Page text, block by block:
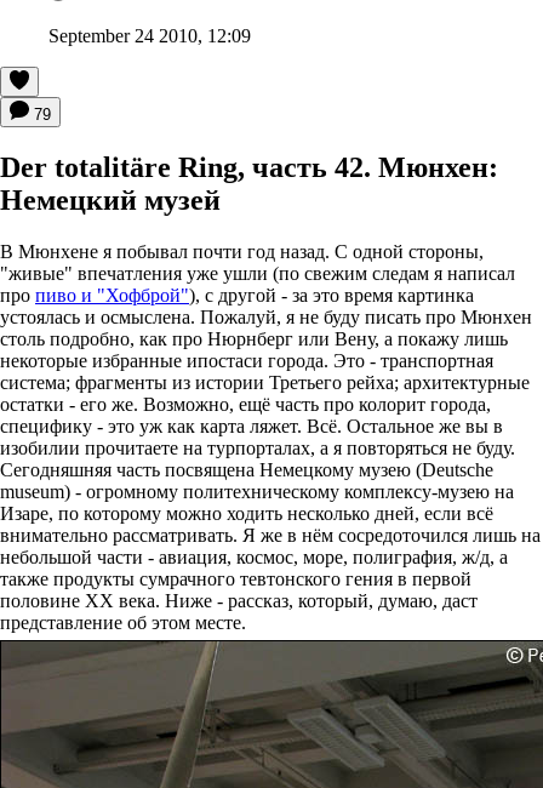
September 24 2010, 12:09
79
Der totalitäre Ring, часть 42. Мюнхен:
Немецкий музей
В Мюнхене я побывал почти год назад. С одной стороны,
"живые" впечатления уже ушли (по свежим следам я написал
про пиво и "Хофброй"), с другой - за это время картинка
устоялась и осмыслена. Пожалуй, я не буду писать про Мюнхен
столь подробно, как про Нюрнберг или Вену, а покажу лишь
некоторые избранные ипостаси города. Это - транспортная
система; фрагменты из истории Третьего рейха; архитектурные
остатки - его же. Возможно, ещё часть про колорит города,
специфику - это уж как карта ляжет. Всё. Остальное же вы в
изобилии прочитаете на турпорталах, а я повторяться не буду.
Сегодняшняя часть посвящена Немецкому музею (Deutsche
museum) - огромному политехническому комплексу-музею на
Изаре, по которому можно ходить несколько дней, если всё
внимательно рассматривать. Я же в нём сосредоточился лишь на
небольшой части - авиация, космос, море, полиграфия, ж/д, а
также продукты сумрачного тевтонского гения в первой
половине XX века. Ниже - рассказ, который, думаю, даст
представление об этом месте.